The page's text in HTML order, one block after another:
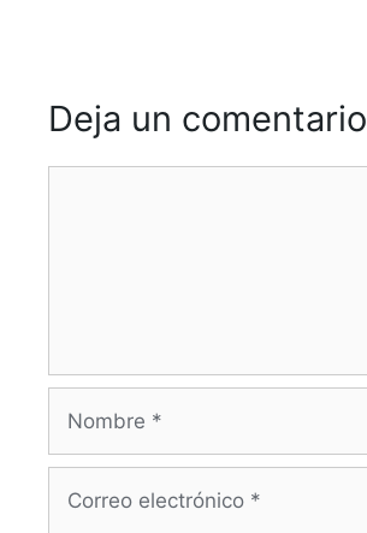
Deja un comentario
electrónico